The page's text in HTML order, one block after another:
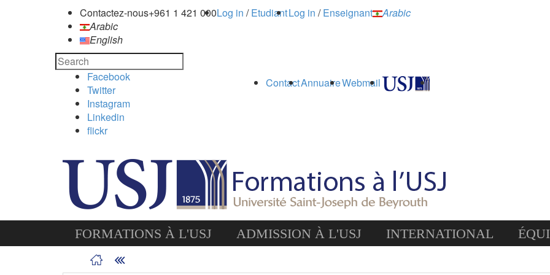
Contactez-nous+961 1 421 000Log in /EtudiantLog in /Enseignant
Arabic
Arabic
English
Facebook
Twitter
Instagram
Linkedin
flickr
ContactAnnuaireWebmail
FORMATIONS À L'USJ ADMISSION À L'USJ INTERNATIONAL